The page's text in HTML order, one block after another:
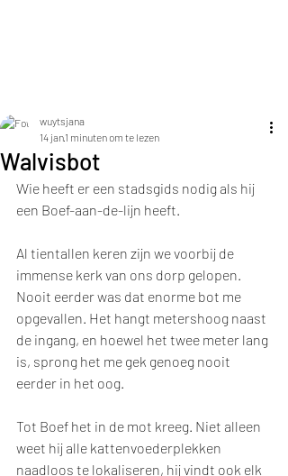
Walvisbot
wuytsjana
14 jan1 minuten om te lezen
Wie heeft er een stadsgids nodig als hij
een Boef-aan-de-lijn heeft.
Al tientallen keren zijn we voorbij de
immense kerk van ons dorp gelopen.
Nooit eerder was dat enorme bot me
opgevallen. Het hangt metershoog naast
de ingang, en hoewel het twee meter lang
is, sprong het me gek genoeg nooit
eerder in het oog.
Tot Boef het in de mot kreeg. Niet alleen
weet hij alle kattenvoederplekken
naadloos te lokaliseren, hij vindt ook elk